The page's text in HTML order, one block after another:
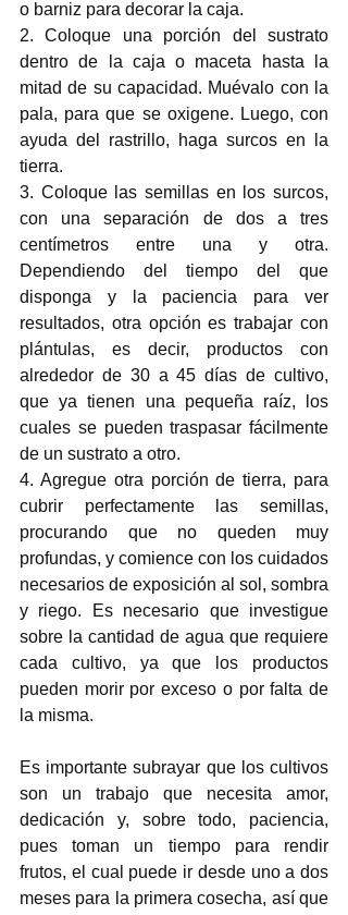
o barniz para decorar la caja.
2. Coloque una porción del sustrato
dentro de la caja o maceta hasta la
mitad de su capacidad. Muévalo con la
pala, para que se oxigene. Luego, con
ayuda del rastrillo, haga surcos en la
tierra.
3. Coloque las semillas en los surcos,
con una separación de dos a tres
centímetros entre una y otra.
Dependiendo del tiempo del que
disponga y la paciencia para ver
resultados, otra opción es trabajar con
plántulas, es decir, productos con
alrededor de 30 a 45 días de cultivo,
que ya tienen una pequeña raíz, los
cuales se pueden traspasar fácilmente
de un sustrato a otro.
4. Agregue otra porción de tierra, para
cubrir perfectamente las semillas,
procurando que no queden muy
profundas, y comience con los cuidados
necesarios de exposición al sol, sombra
y riego. Es necesario que investigue
sobre la cantidad de agua que requiere
cada cultivo, ya que los productos
pueden morir por exceso o por falta de
la misma.
Es importante subrayar que los cultivos
son un trabajo que necesita amor,
dedicación y, sobre todo, paciencia,
pues toman un tiempo para rendir
frutos, el cual puede ir desde uno a dos
meses para la primera cosecha, así que